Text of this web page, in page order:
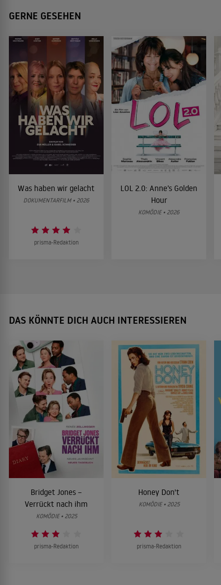
GERNE GESEHEN
Was haben wir gelacht
DOKUMENTARFILM • 2026
prisma-Redaktion
LOL 2.0: Anne’s Golden
Hour
KOMÖDIE • 2026
DAS KÖNNTE DICH AUCH INTERESSIEREN
Bridget Jones –
Verrückt nach ihm
KOMÖDIE • 2025
prisma-Redaktion
Honey Don't
KOMÖDIE • 2025
prisma-Redaktion